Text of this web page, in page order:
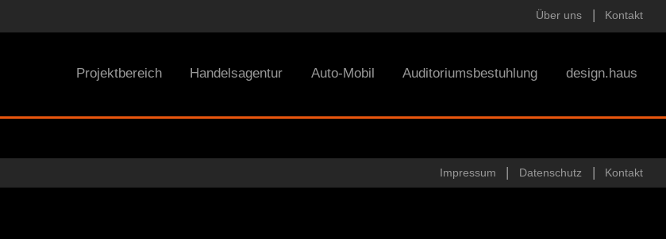
Über uns Kontakt
Projektbereich Handelsagentur Auto-Mobil Auditoriumsbestuhlung design.haus
Impressum Datenschutz Kontakt